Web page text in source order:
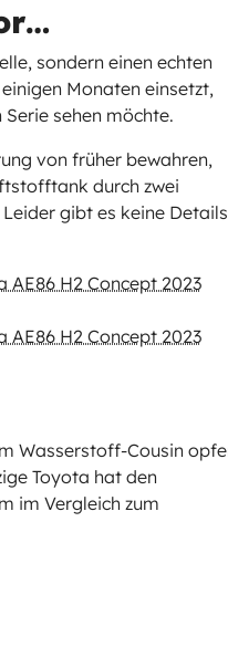
sondern einen echten
Monaten einsetzt,
Serie sehen möchte.
von früher bewahren,
durch zwei
gibt es keine Details
Wasserstoff-Cousin
Toyota hat den
im Vergleich zum